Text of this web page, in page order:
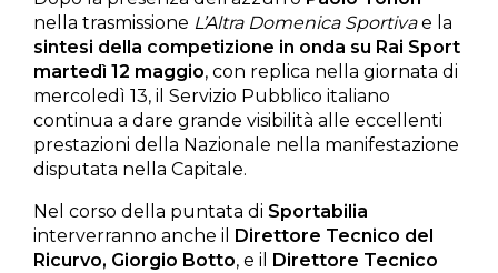
nella trasmissione L’Altra Domenica Sportivae la
sintesi della competizione in onda su Rai Sport
martedì 12 maggio, con replica nella giornata di
mercoledì 13, il Servizio Pubblico italiano
continua a dare grande visibilità alle eccellenti
prestazioni della Nazionale nella manifestazione
disputata nella Capitale.
Nel corso della puntata di Sportabilia
interverranno anche il Direttore Tecnico del
Ricurvo, Giorgio Botto, e il Direttore Tecnico